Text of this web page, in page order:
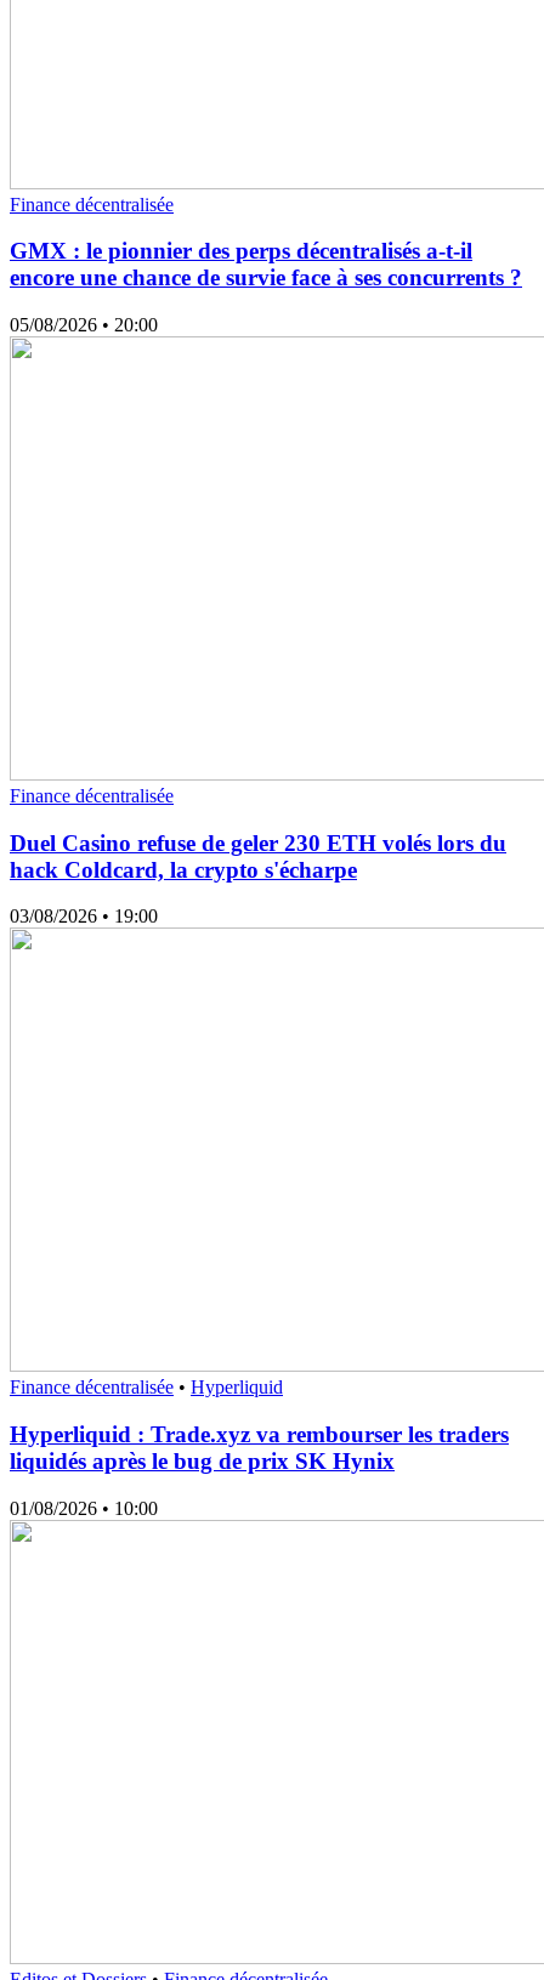
Finance décentralisée
GMX : le pionnier des perps décentralisés a-t-il
encore une chance de survie face à ses concurrents ?
05/08/2026 • 20:00
Finance décentralisée
Duel Casino refuse de geler 230 ETH volés lors du
hack Coldcard, la crypto s'écharpe
03/08/2026 • 19:00
Finance décentralisée • Hyperliquid
Hyperliquid : Trade.xyz va rembourser les traders
liquidés après le bug de prix SK Hynix
01/08/2026 • 10:00